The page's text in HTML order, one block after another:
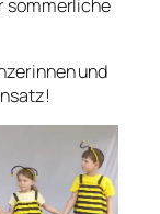
sommerliche
und